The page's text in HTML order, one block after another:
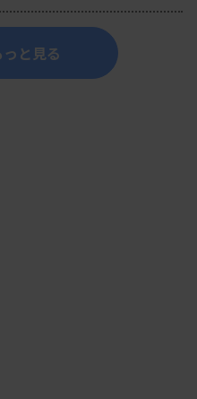
と見る